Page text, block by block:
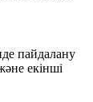
пайдалану
екінші